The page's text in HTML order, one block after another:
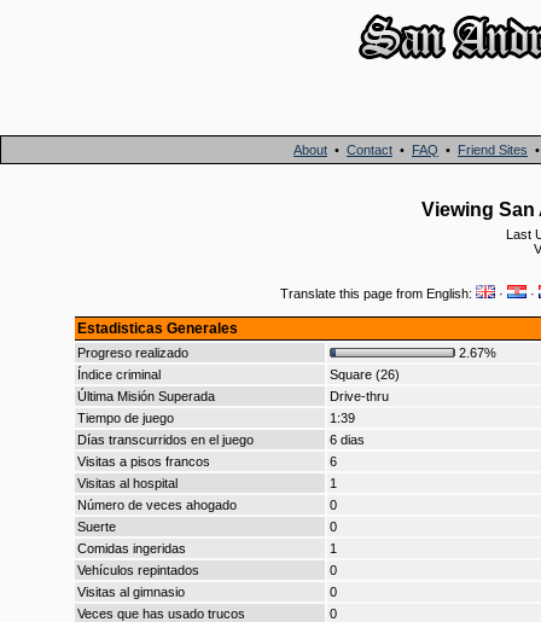
About • Contact • FAQ • Friend Sites
Viewing
Last
Translate this page from English: · ·
Estadisticas Generales
Progreso realizado
2.67%
Índice criminal
Square (26)
Última Misión Superada
Drive-thru
Tiempo de juego
1:39
Días transcurridos en el juego
6 dias
Visitas a pisos francos
6
Visitas al hospital
1
Número de veces ahogado
0
Suerte
0
Comidas ingeridas
1
Vehículos repintados
0
Visitas al gimnasio
0
Veces que has usado trucos
0